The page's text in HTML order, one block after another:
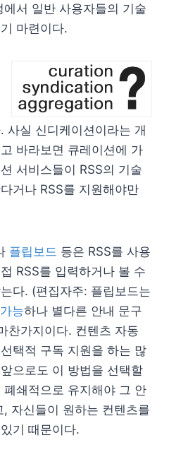
서 일반 사용자들의 기술
마련이다.
사실 신디케이션이라는 개
바라보면 큐레이션에 가
서비스들이 RSS의 기술
거나 RSS를 지원해야만
플립보드 등은 RSS를 사용
RSS를 입력하거나 볼 수
다. (편집자주: 플립보드는
능하나 별다른 안내 문구
찬가지이다. 컨텐츠 자동
택적 구독 지원을 하는 많
으로도 이 방법을 선택할
쇄적으로 유지해야 그 안
자신들이 원하는 컨텐츠를
기 때문이다.